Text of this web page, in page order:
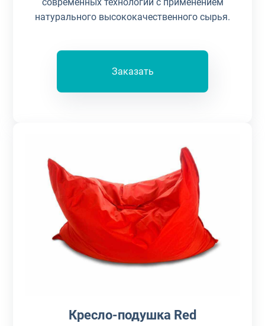
натурального высококачественного сырья.
Заказать
Кресло-подушка Red